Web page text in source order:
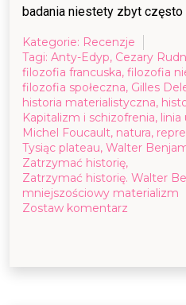
badania niestety zbyt często
Kategorie: Recenzje
Tagi: Anty-Edyp, Cezary
filozofia francuska, filozofia
filozofia społeczna, Gilles
historia materialistyczna,
Kapitalizm i schizofrenia, linia
Michel Foucault, natura,
Tysiąc plateau, Walter
Zatrzymać historię,
Zatrzymać historię. Walter
mniejszościowy materializm
Zostaw komentarz
(Wokół